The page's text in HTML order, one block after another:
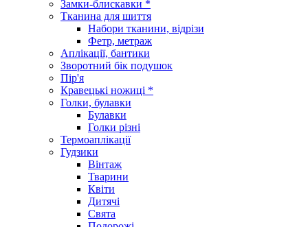
Замки-блискавки *
Тканина для шиття
Набори тканини, відрізи
Фетр, метраж
Аплікації, бантики
Зворотний бік подушок
Пір'я
Кравецькі ножиці *
Голки, булавки
Булавки
Голки різні
Термоаплікації
Гудзики
Вінтаж
Тварини
Квіти
Дитячі
Свята